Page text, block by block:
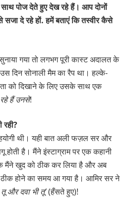
पोज देते हुए देख रहे हैं। आप दोनों
दे रहे हों. हमें बताएं कि तस्वीर कैसे
गया तो लगभग पूरी कास्ट अदालत के
दिन सोनाली मैम का रैप था। हल्के-
को दिखाने के लिए उसके साथ एक
रहे हैं उनसे!
थी। यही बात अली फज़ल सर और
होती है। मैंने इंस्टाग्राम पर एक कहानी
मैंने खुद को ठीक कर लिया है और अब
होने का समय आ गया है। आमिर सर ने
तू और दवा भी तू’(हँसते हुए)!